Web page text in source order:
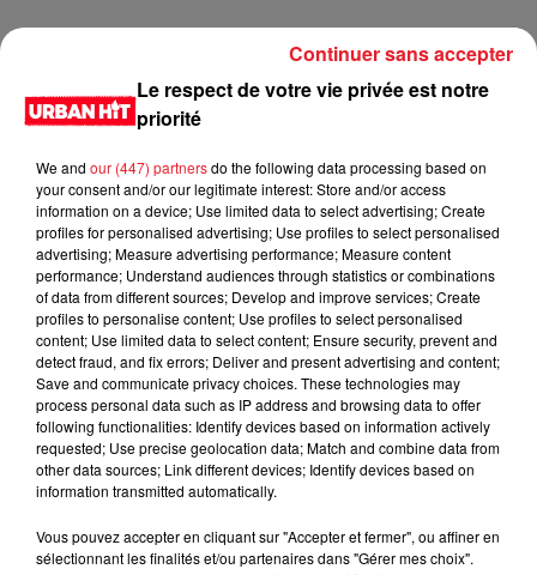
Le respect de votre vie privée est notre
priorité
We and our (447) partnersdo the following data processing based on
your consent and/or our legitimate interest: Store and/or access
information on a device; Use limited data to select advertising; Create
profiles for personalised advertising; Use profiles to select personalised
advertising; Measure advertising performance; Measure content
performance; Understand audiences through statistics or combinations
of data from different sources; Develop and improve services; Create
profiles to personalise content; Use profiles to select personalised
content; Use limited data to select content; Ensure security, prevent and
detect fraud, and fix errors; Deliver and present advertising and content;
Save and communicate privacy choices. These technologies may
process personal data such as IP address and browsing data to offer
following functionalities: Identify devices based on information actively
requested; Use precise geolocation data; Match and combine data from
other data sources; Link different devices; Identify devices based on
information transmitted automatically.
Vous pouvez accepter en cliquant sur "Accepter et fermer", ou affiner en
sélectionnant les finalités et/ou partenaires dans "Gérer mes choix".
Continuer sans accepter